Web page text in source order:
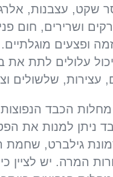
שקט, עצבנות,
ושרירים, חום
ופצעים
עלולים לתת את
עצירות, שלשולים
מחלות הכבד
גילברט, שחמת
המרה. יש